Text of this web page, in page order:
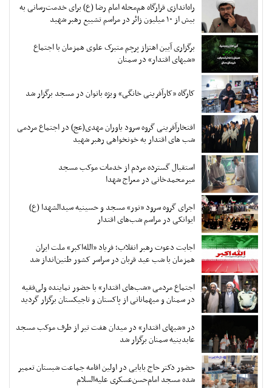
راه‌اندازی قرارگاه هم‌محله امام رضا (ع) برای خدمت‌رسانی به
بیش از ۱۰ میلیون زائر در مراسم تشییع رهبر شهید
برگزاری آیین اهتزاز پرچم متبرک علوی همزمان با اجتماع
«شبهای اقتدار» در سمنان
کارگاه «کارآفرینی خانگی» ویژه بانوان در مسجد برگزار شد
افتخارآفرینی گروه سرود یاوران مهدی(عج) در اجتماع مردمی
شب های اقتدار به خونخواهی رهبر شهید
استقبال گسترده مردم از خدمات موکب مسجد
میرمحمدخانی در معراج شهدا
اجرای گروه سرود «نور» مسجد و حسینیه سیدالشهدا (ع)
ایوانکی در مراسم شب‌های اقتدار
اجابت دعوت رهبر انقلاب؛ فریاد «الله‌اکبر» ملت ایران
همزمان با شب عید قربان در سراسر کشور طنین‌انداز شد
اجتماع مردمی «شب‌های اقتدار» با حضور نماینده ولی‌فقیه
در سمنان و میهمانانی از پاکستان و تاجیکستان برگزار گردید
در «شبهای اقتدار» در میدان هفت تیر از طرف موکب مسجد
عابدینیه سمنان برگزار شد
حضور دکتر حاج بابایی در اولین اقامه جماعت شبستان تعمیر
شده مسجد امام‌حسن‌عسکری علیه‌السلام